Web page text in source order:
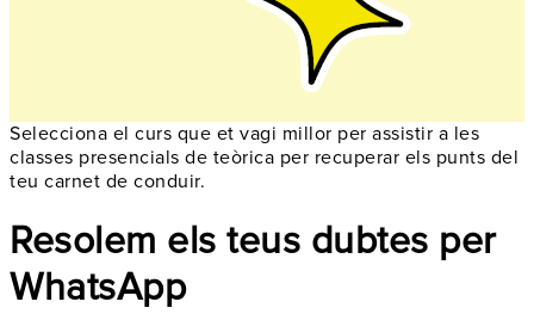
Selecciona el curs que et vagi millor per assistir a les
classes presencials de teòrica per recuperar els punts del
teu carnet de conduir.
Resolem els teus dubtes per
WhatsApp